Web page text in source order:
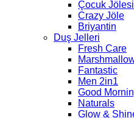
Çocuk Jölesi
Crazy Jöle
Briyantin
Duş Jelleri
Fresh Care
Fantastic
Men 2in1
Good
Naturals
Glow &